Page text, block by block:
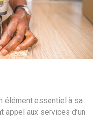
élément essentiel à sa
aux services d’un